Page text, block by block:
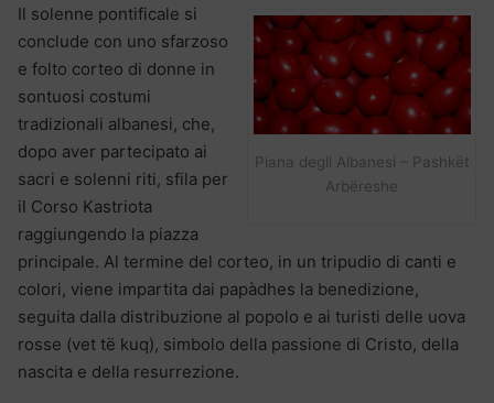
Piana degli Albanesi – Pashkët
Arbëreshe
Il solenne pontificale si
conclude con uno sfarzoso
e folto corteo di donne in
sontuosi costumi
tradizionali albanesi, che,
dopo aver partecipato ai
sacri e solenni riti, sfila per
il Corso Kastriota
raggiungendo la piazza
principale. Al termine del corteo, in un tripudio di canti e
colori, viene impartita dai papàdhes la benedizione,
seguita dalla distribuzione al popolo e ai turisti delle uova
rosse (vet të kuq), simbolo della passione di Cristo, della
nascita e della resurrezione.